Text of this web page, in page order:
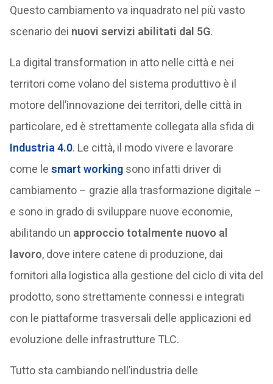
Questo cambiamento va inquadrato nel più vasto
scenario dei nuovi servizi abilitati dal 5G.
La digital transformation in atto nelle città e nei
territori come volano del sistema produttivo è il
motore dell’innovazione dei territori, delle città in
particolare, ed è strettamente collegata alla sfida di
Industria 4.0. Le città, il modo vivere e lavorare
come le smart working sono infatti driver di
cambiamento – grazie alla trasformazione digitale –
e sono in grado di sviluppare nuove economie,
abilitando un approccio totalmente nuovo al
lavoro, dove intere catene di produzione, dai
fornitori alla logistica alla gestione del ciclo di vita del
prodotto, sono strettamente connessi e integrati
con le piattaforme trasversali delle applicazioni ed
evoluzione delle infrastrutture TLC.
Tutto sta cambiando nell’industria delle